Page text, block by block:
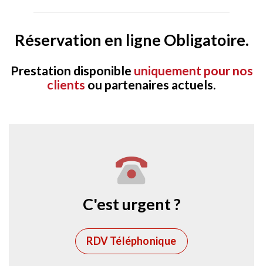
Réservation en ligne Obligatoire.
Prestation disponible uniquement pour nos
clients ou partenaires actuels.
C'est urgent ?
RDV Téléphonique